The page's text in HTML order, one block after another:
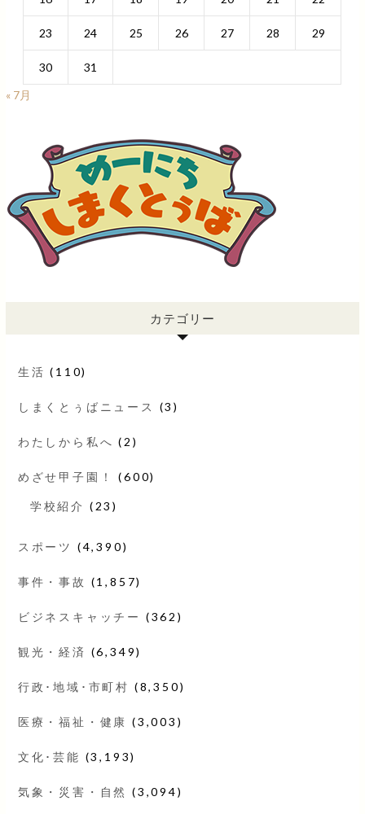
23 24 25 26 27 28 29
30
31
« 7月
カテゴリー
生活 (110)
しまくとぅばニュース (3)
わたしから私へ (2)
めざせ甲子園！ (600)
学校紹介 (23)
スポーツ (4,390)
事件・事故 (1,857)
ビジネスキャッチー (362)
観光・経済 (6,349)
行政･地域･市町村 (8,350)
医療・福祉・健康 (3,003)
文化･芸能 (3,193)
気象・災害・自然 (3,094)